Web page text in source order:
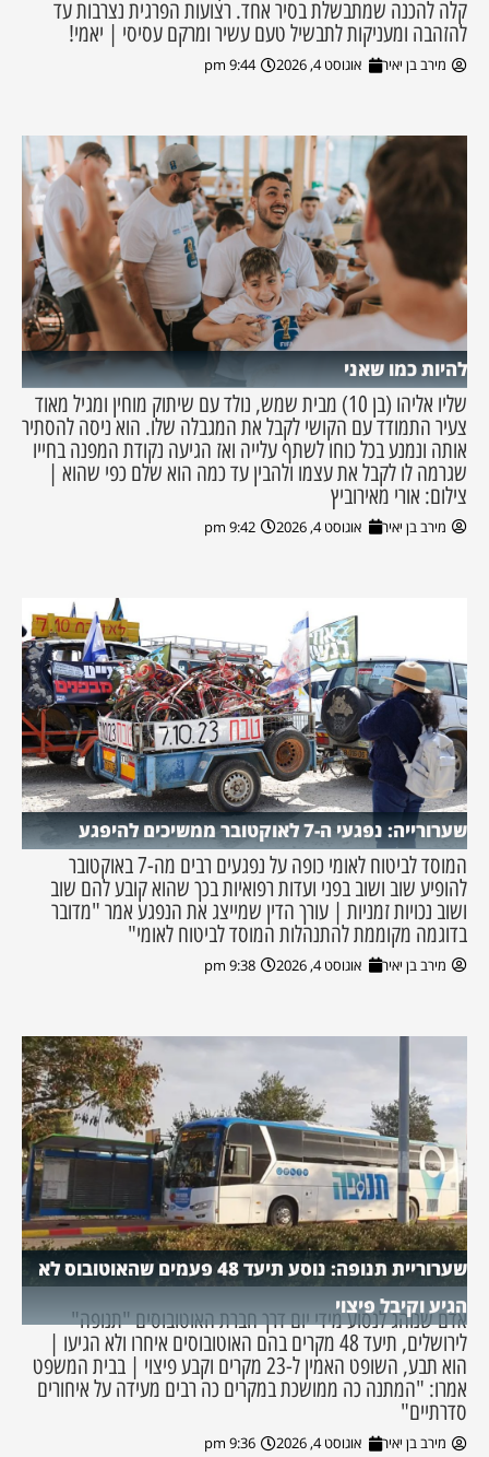
קלה להכנה שמתבשלת בסיר אחד. רצועות הפרגית נצרבות עד
להזהבה ומעניקות לתבשיל טעם עשיר ומרקם עסיסי | יאמי!
מירב בן יאיר אוגוסט 4, 2026 9:44 pm
להיות כמו שאני
שליו אליהו (בן 10) מבית שמש, נולד עם שיתוק מוחין ומגיל מאוד
צעיר התמודד עם הקושי לקבל את המגבלה שלו. הוא ניסה להסתיר
אותה ונמנע בכל כוחו לשתף עלייה ואז הגיעה נקודת המפנה בחייו
שגרמה לו לקבל את עצמו ולהבין עד כמה הוא שלם כפי שהוא |
צילום: אורי מאירוביץ
מירב בן יאיר אוגוסט 4, 2026 9:42 pm
שערורייה: נפגעי ה-7 לאוקטובר ממשיכים להיפגע
המוסד לביטוח לאומי כופה על נפגעים רבים מה-7 באוקטובר
להופיע שוב ושוב בפני ועדות רפואיות בכך שהוא קובע להם שוב
ושוב נכויות זמניות | עורך הדין שמייצג את הנפגע אמר "מדובר
בדוגמה מקוממת להתנהלות המוסד לביטוח לאומי"
מירב בן יאיר אוגוסט 4, 2026 9:38 pm
שערוריית תנופה: נוסע תיעד 48 פעמים שהאוטובוס לא
הגיע וקיבל פיצוי
אדם שנוהג לנסוע מידי יום דרך חברת האוטובוסים "תנופה"
לירושלים, תיעד 48 מקרים בהם האוטובוסים איחרו ולא הגיעו |
הוא תבע, השופט האמין ל-23 מקרים וקבע פיצוי | בבית המשפט
אמרו: "המתנה כה ממושכת במקרים כה רבים מעידה על איחורים
סדרתיים"
מירב בן יאיר אוגוסט 4, 2026 9:36 pm